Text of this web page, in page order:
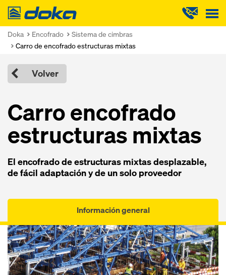
Doka
Doka Encofrado
Sistema de cimbras
Carro de encofrado estructuras mixtas
Volver
Carro encofrado
estructuras mixtas
El encofrado de estructuras mixtas desplazable,
de fácil adaptación y de un solo proveedor
Información general